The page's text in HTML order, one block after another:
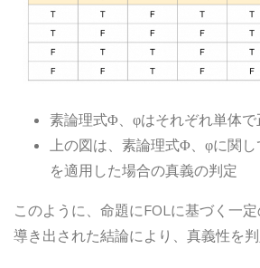
素論理式Φ、φはそれぞれ単体で
上の図は、素論理式Φ、φに関し
を適用した場合の真義の判定
このように、命題にFOLに基づく一定
導き出された結論により、真義性を判